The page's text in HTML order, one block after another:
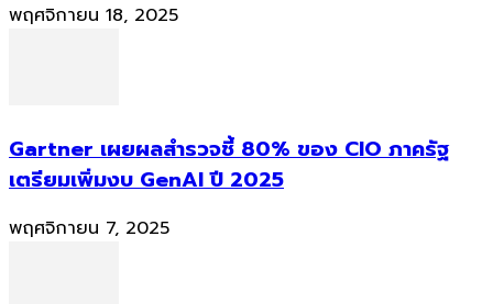
พฤศจิกายน 18, 2025
Gartner เผยผลสำรวจชี้ 80% ของ CIO ภาครัฐ
เตรียมเพิ่มงบ GenAI ปี 2025
พฤศจิกายน 7, 2025